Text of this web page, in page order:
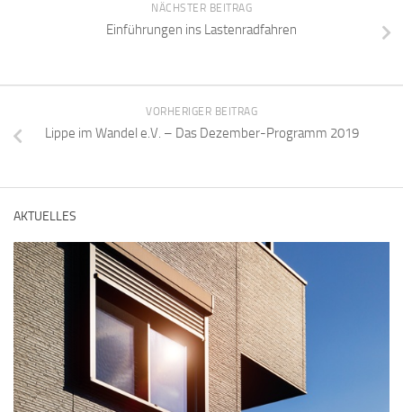
NÄCHSTER BEITRAG
Einführungen ins Lastenradfahren
VORHERIGER BEITRAG
Lippe im Wandel e.V. – Das Dezember-Programm 2019
AKTUELLES